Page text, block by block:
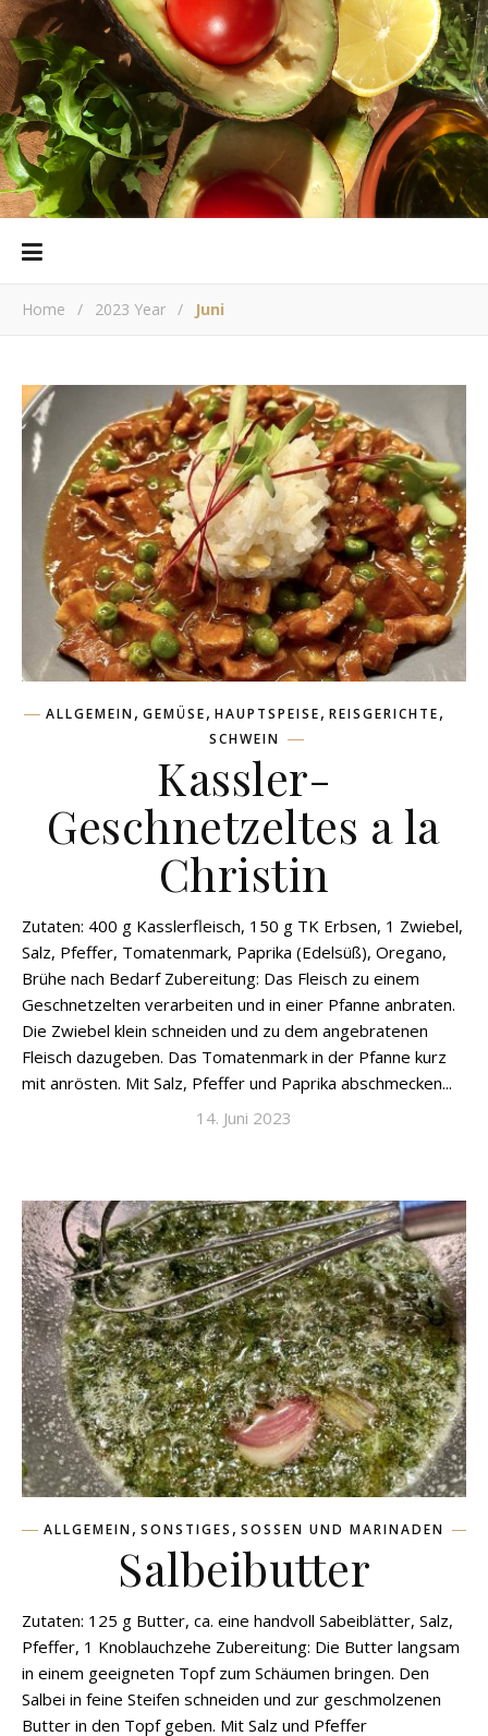
Home / 2023 Year / Juni
ALLGEMEIN, GEMÜSE, HAUPTSPEISE, REISGERICHTE,
SCHWEIN
Kassler-
Geschnetzeltes a la
Christin
Zutaten: 400 g Kasslerfleisch, 150 g TK Erbsen, 1 Zwiebel,
Salz, Pfeffer, Tomatenmark, Paprika (Edelsüß), Oregano,
Brühe nach Bedarf Zubereitung: Das Fleisch zu einem
Geschnetzelten verarbeiten und in einer Pfanne anbraten.
Die Zwiebel klein schneiden und zu dem angebratenen
Fleisch dazugeben. Das Tomatenmark in der Pfanne kurz
mit anrösten. Mit Salz, Pfeffer und Paprika abschmecken...
14. Juni 2023
ALLGEMEIN, SONSTIGES , SOSSEN UND MARINADEN
Salbeibutter
Zutaten: 125 g Butter, ca. eine handvoll Sabeiblätter, Salz,
Pfeffer, 1 Knoblauchzehe Zubereitung: Die Butter langsam
in einem geeigneten Topf zum Schäumen bringen. Den
Salbei in feine Steifen schneiden und zur geschmolzenen
Butter in den Topf geben. Mit Salz und Pfeffer